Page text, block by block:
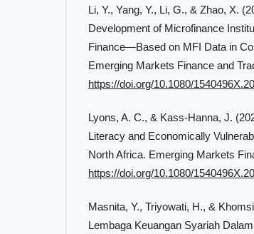
Li, Y., Yang, Y., Li, G., & Zhao, X.
Development of Microfinance
Finance—Based on MFI Data in
Emerging Markets Finance and
https://doi.org/10.1080/
Lyons, A. C., & Kass-Hanna, J.
Literacy and Economically
North Africa. Emerging Markets
https://doi.org/10.1080/
Masnita, Y., Triyowati, H., &
Lembaga Keuangan Syariah